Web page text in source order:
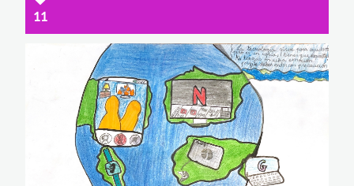
11